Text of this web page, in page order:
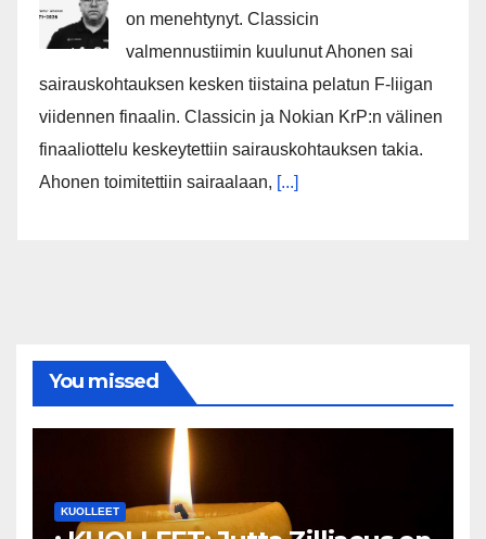
on menehtynyt. Classicin
valmennustiimin kuulunut Ahonen sai
sairauskohtauksen kesken tiistaina pelatun F-liigan
viidennen finaalin. Classicin ja Nokian KrP:n välinen
finaaliottelu keskeytettiin sairauskohtauksen takia.
Ahonen toimitettiin sairaalaan, [...]
You missed
KUOLLEET